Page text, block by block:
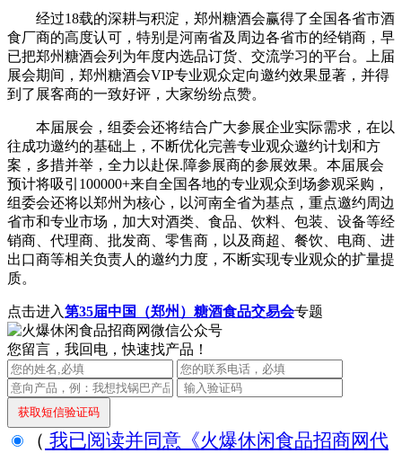
经过18载的深耕与积淀，郑州糖酒会赢得了全国各省市酒
食厂商的高度认可，特别是河南省及周边各省市的经销商，早
已把郑州糖酒会列为年度内选品订货、交流学习的平台。上届
展会期间，郑州糖酒会VIP专业观众定向邀约效果显著，并得
到了展客商的一致好评，大家纷纷点赞。
本届展会，组委会还将结合广大参展企业实际需求，在以
往成功邀约的基础上，不断优化完善专业观众邀约计划和方
案，多措并举，全力以赴保.障参展商的参展效果。本届展会
预计将吸引100000+来自全国各地的专业观众到场参观采购，
组委会还将以郑州为核心，以河南全省为基点，重点邀约周边
省市和专业市场，加大对酒类、食品、饮料、包装、设备等经
销商、代理商、批发商、零售商，以及商超、餐饮、电商、进
出口商等相关负责人的邀约力度，不断实现专业观众的扩量提
质。
点击进入第35届中国（郑州）糖酒食品交易会专题
您留言，我回电，快速找产品！
（ 我已阅读并同意《火爆休闲食品招商网代